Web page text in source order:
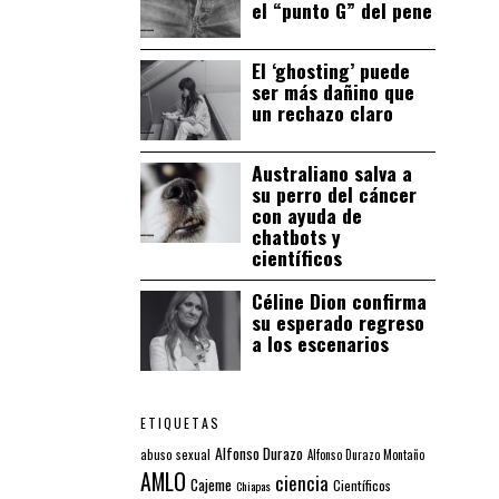
el “punto G” del pene
El ‘ghosting’ puede
ser más dañino que
un rechazo claro
Australiano salva a
su perro del cáncer
con ayuda de
chatbots y
científicos
Céline Dion confirma
su esperado regreso
a los escenarios
ETIQUETAS
abuso sexual Alfonso Durazo Alfonso Durazo Montaño
AMLO Cajeme Chiapas ciencia Científicos